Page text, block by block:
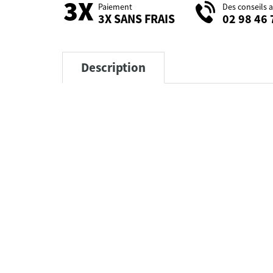
Paiement
3X SANS FRAIS
Des conseils
02 98 46
Description